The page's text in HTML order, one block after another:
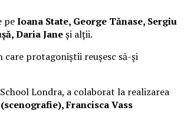
peIoana State, George Tănase, Sergiu
Daria Janeși alții.
care protagoniștii reușesc să-și
Londra, a colaborat la realizarea
Francisca Vass